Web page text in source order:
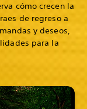
cómo crecen la
de regreso a
y deseos,
para la